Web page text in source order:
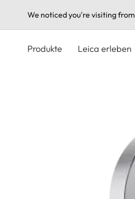
We noticed you're visiting from
Produkte Leica erleben